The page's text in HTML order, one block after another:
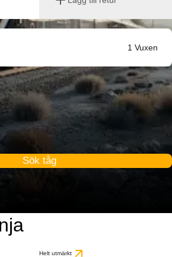
1 Vuxen
Sök tåg
Helt utmärkt